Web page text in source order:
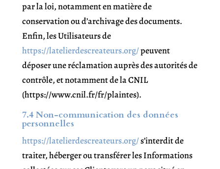
par la loi, notamment en matière de
conservation ou d’archivage des documents.
Enfin, les Utilisateurs de
https://latelierdescreateurs.org/peuvent
déposer une réclamation auprès des autorités de
contrôle, et notamment de la CNIL
(https://www.cnil.fr/fr/plaintes).
7.4 Non-communication des données
personnelles
https://latelierdescreateurs.org/s’interdit de
traiter, héberger ou transférer les Informations